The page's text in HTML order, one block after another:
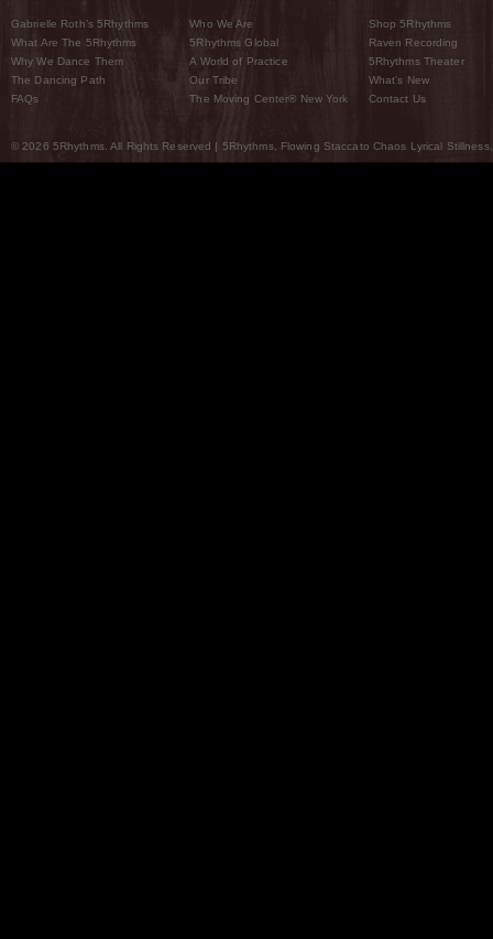
Gabrielle Roth’s 5Rhythms
What Are The 5Rhythms
Why We Dance Them
The Dancing Path
FAQs
Who We Are
5Rhythms Global
A World of Practice
Our Tribe
The Moving Center® New York
Shop 5Rhythms
Raven Recording
5Rhythms Theater
What’s New
Contact Us
© 2026 5Rhythms. All Rights Reserved | 5Rhythms, Flowing Staccato Chaos Lyrical